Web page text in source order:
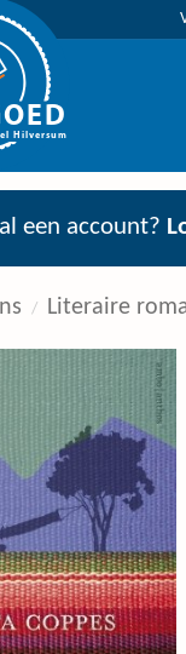
Hilversum
een account?
Literaire